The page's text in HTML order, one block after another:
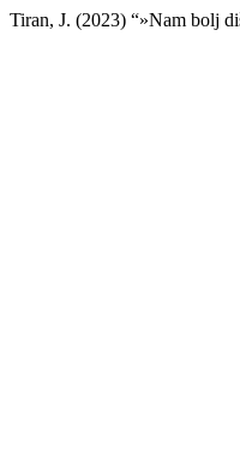
Tiran, J. (2023) “»Nam bolj